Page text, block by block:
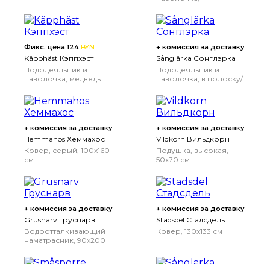
150x200/50x70 см
Фикс. цена 124 BYN
Käpphäst Кэппхэст
Пододеяльник и
наволочка, медведь
150x200/50x70 см
+ комиссия за доставку
Sånglärka Сонглэрка
Пододеяльник и
наволочка, в полоску/
150x200/50x70 см
+ комиссия за доставку
Hemmahos Хеммахос
Ковер, серый, 100x160
см
+ комиссия за доставку
Vildkorn Вильдкорн
Подушка, высокая,
50x70 см
+ комиссия за доставку
Grusnarv Груснарв
Водоотталкивающий
наматрасник, 90x200
+ комиссия за доставку
Stadsdel Стадсдель
Ковер, 130x133 см